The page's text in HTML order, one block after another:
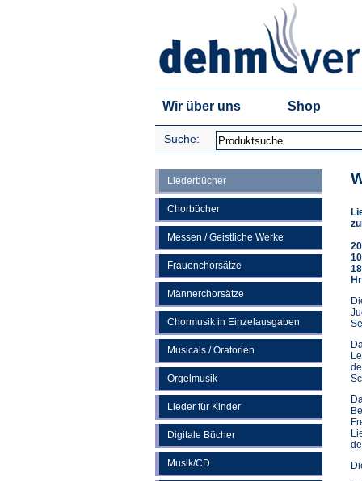
Wir über uns Shop
Suche:
Liederbücher
Chorbücher
Messen / Geistliche Werke
Frauenchorsätze
Männerchorsätze
Chormusik in Einzelausgaben
Musicals / Oratorien
Orgelmusik
Lieder für Kinder
Digitale Bücher
Musik/CD